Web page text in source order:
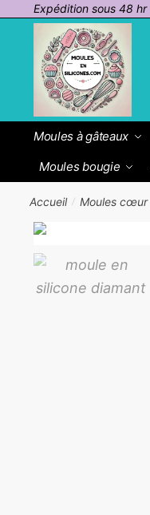
Passer
navigation
contenu
Expédition sous 48 hr
Moules à gâteaux
Moules bougie
Accueil / Moules cœur